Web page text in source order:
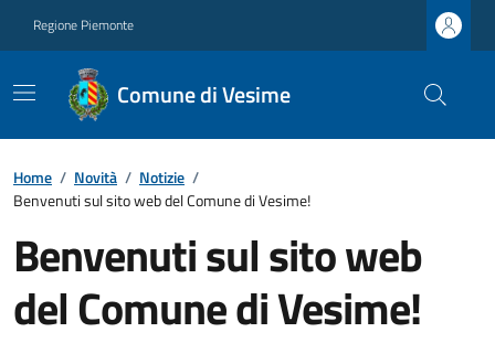
Regione Piemonte
Comune di Vesime
Home / Novità / Notizie /
Benvenuti sul sito web del Comune di Vesime!
Benvenuti sul sito web
del Comune di Vesime!